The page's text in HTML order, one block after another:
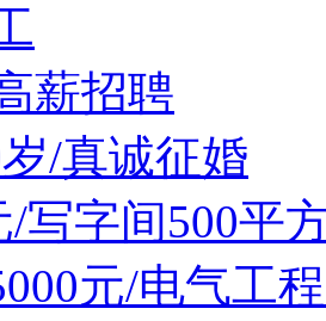
薪招聘
/真诚征婚
/写字间500平
元/电气工